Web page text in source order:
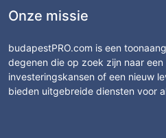
Onze missie
budapestPRO.com is een
degenen die op zoek zijn naar een
investeringskansen of een nieuw
bieden uitgebreide diensten voor